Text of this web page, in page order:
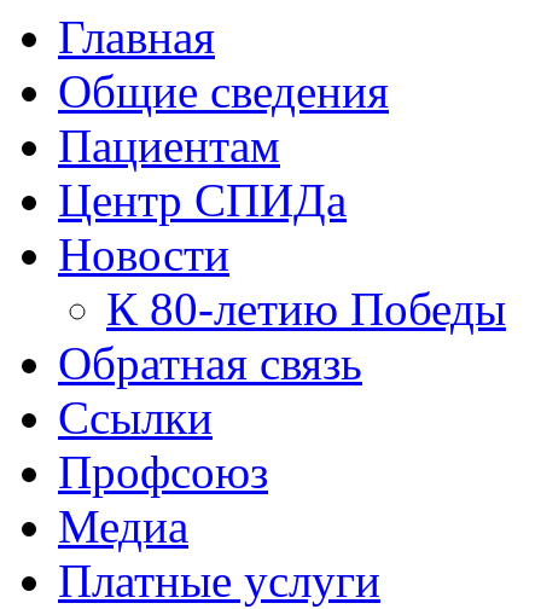
Главная
Общие сведения
Пациентам
Центр СПИДа
Новости
К 80-летию Победы
Обратная связь
Ссылки
Профсоюз
Медиа
Платные услуги